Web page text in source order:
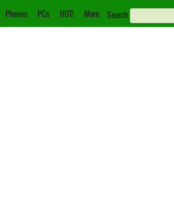
Phones PCs HOT! More Search